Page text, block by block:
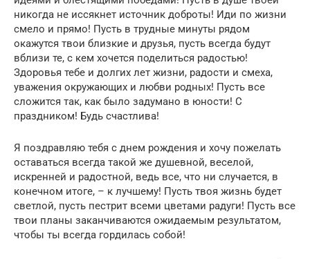
никогда не иссякнет источник доброты! Иди по жизни
смело и прямо! Пусть в трудные минуты рядом
окажутся твои близкие и друзья, пусть всегда будут
вблизи те, с кем хочется поделиться радостью!
Здоровья тебе и долгих лет жизни, радости и смеха,
уважения окружающих и любви родных! Пусть все
сложится так, как было задумано в юности! С
праздником! Будь счастлива!
Я поздравляю тебя с днем рождения и хочу пожелать
оставаться всегда такой же душевной, веселой,
искренней и радостной, ведь все, что ни случается, в
конечном итоге, – к лучшему! Пусть твоя жизнь будет
светлой, пусть пестрит всеми цветами радуги! Пусть все
твои планы заканчиваются ожидаемым результатом,
чтобы ты всегда гордилась собой!